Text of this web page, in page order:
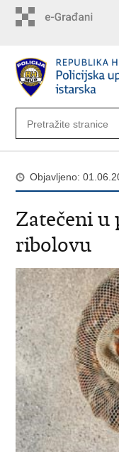
Objavljeno:
Zatečeni
ribolovu